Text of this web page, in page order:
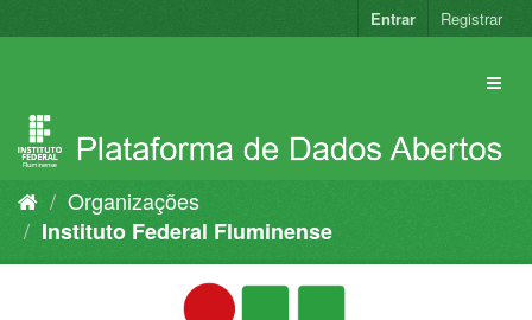
para
Entrar Registrar
Organizações
Instituto Federal Fluminense